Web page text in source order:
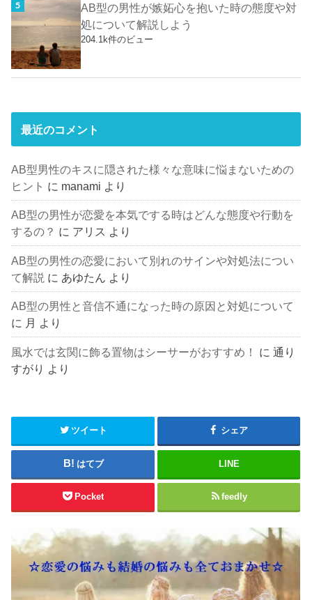
AB型の男性が嫉妬心を抱いた時の態度や対
処について解説しよう
204.1k件のビュー
最近のコメント
AB型男性のキスに隠された様々な意味に悩まないための
ヒント に manami より
AB型の男性が恋愛を本気でする時はどんな態度や行動を
するの？ に アリス より
AB型の男性の恋愛において別れのサインや対処法につい
て解説 に あゆたん より
AB型の男性と音信不通になった時の原因と対処について
に 月 より
風水では玄関に飾る置物はシーサーがおすすめ！ に通り
すがり
より
ツイート シェア
はてブ LINE
Pocket feedly